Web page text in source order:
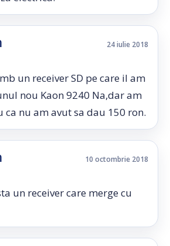
24 iulie 2018
un receiver SD pe care il am
nou Kaon 9240 Na,dar am
nu am avut sa dau 150 ron.
10 octombrie 2018
un receiver care merge cu